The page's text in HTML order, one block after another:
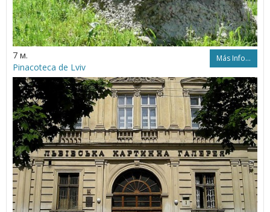
7 м. Más Info...
Pinacoteca de Lviv